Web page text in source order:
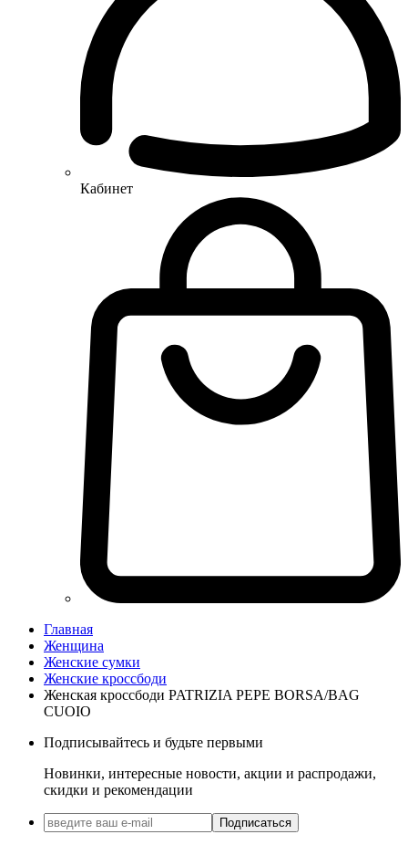
Кабинет
Главная
Женщина
Женские сумки
Женские кроссбоди
Женская кроссбоди PATRIZIA PEPE BORSA/BAG
CUOIO
Подписывайтесь и будьте первыми
Новинки, интересные новости, акции и распродажи,
скидки и рекомендации
Подписаться